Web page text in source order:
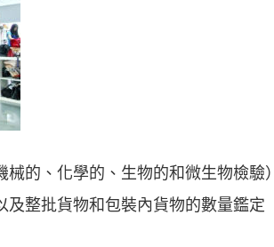
的、化學的、生物的和微生物檢驗）
及整批貨物和包裝內貨物的數量鑑定